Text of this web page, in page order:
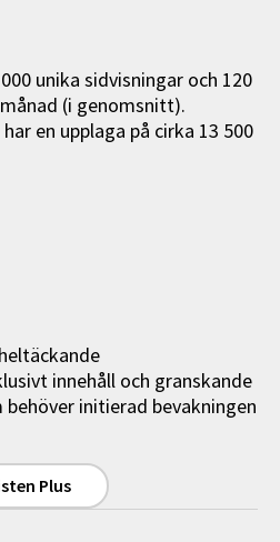
unika sidvisningar och 120
(i genomsnitt).
en upplaga på cirka 13 500
innehåll och granskande
initierad bevakningen
Plus